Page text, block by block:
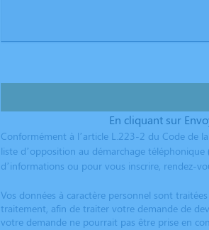
En cliquant sur
Conformément à l’article L.223-2 du Code de
liste d’opposition au démarchage
d’informations ou pour vous inscrire, rendez-
Vos données à caractère personnel sont
traitement, afin de traiter votre demande de
votre demande ne pourrait pas être prise en